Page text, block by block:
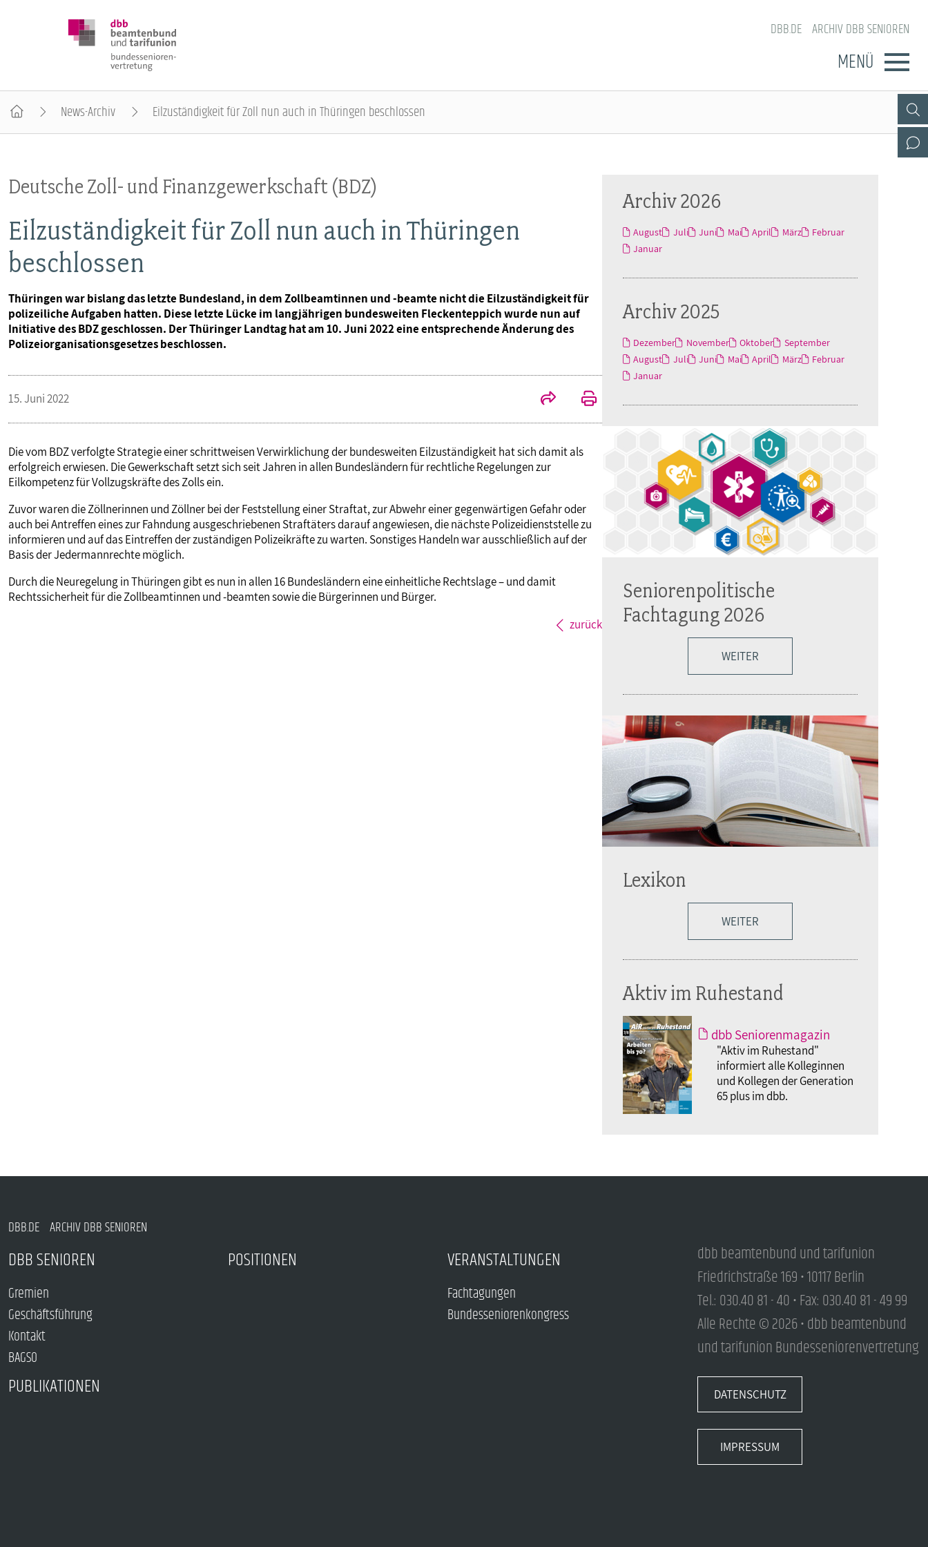
DBB.DE ARCHIV DBB SENIOREN
MENÜ
Gremien
Geschäftsführung
Kontakt
BAGSO
POSITIONEN
VERANSTALTUNGEN
Fachtagungen
Bundesseniorenkongress
PUBLIKATIONEN
News-Archiv Eilzuständigkeit für Zoll nun auch in Thüringen beschlossen
Deutsche Zoll- und Finanzgewerkschaft (BDZ)
Eilzuständigkeit für Zoll nun auch in Thüringen
beschlossen
Thüringen war bislang das letzte Bundesland, in dem Zollbeamtinnen und -beamte nicht die Eilzuständigkeit für
polizeiliche Aufgaben hatten. Diese letzte Lücke im langjährigen bundesweiten Fleckenteppich wurde nun auf
Initiative des BDZ geschlossen. Der Thüringer Landtag hat am 10. Juni 2022 eine entsprechende Änderung des
Polizeiorganisationsgesetzes beschlossen.
15. Juni 2022
Die vom BDZ verfolgte Strategie einer schrittweisen Verwirklichung der bundesweiten Eilzuständigkeit hat sich damit als
erfolgreich erwiesen. Die Gewerkschaft setzt sich seit Jahren in allen Bundesländern für rechtliche Regelungen zur
Eilkompetenz für Vollzugskräfte des Zolls ein.
Zuvor waren die Zöllnerinnen und Zöllner bei der Feststellung einer Straftat, zur Abwehr einer gegenwärtigen Gefahr oder
auch bei Antreffen eines zur Fahndung ausgeschriebenen Straftäters darauf angewiesen, die nächste Polizeidienststelle zu
informieren und auf das Eintreffen der zuständigen Polizeikräfte zu warten. Sonstiges Handeln war ausschließlich auf der
Basis der Jedermannrechte möglich.
Durch die Neuregelung in Thüringen gibt es nun in allen 16 Bundesländern eine einheitliche Rechtslage – und damit
Rechtssicherheit für die Zollbeamtinnen und -beamten sowie die Bürgerinnen und Bürger.
zurück
Archiv 2026
August Juli Juni Mai April März
Februar
Januar
Archiv 2025
Dezember November Oktober
September
August
Juli Juni Mai April März
Februar
Januar
Seniorenpolitische
Fachtagung 2026
WEITER
Lexikon
WEITER
Aktiv im Ruhestand
dbb Seniorenmagazin
"Aktiv im Ruhestand"
informiert alle Kolleginnen
und Kollegen der Generation
65 plus im dbb.
DBB.DE ARCHIV DBB SENIOREN
DBB SENIOREN
Gremien
Geschäftsführung
Kontakt
BAGSO
POSITIONEN VERANSTALTUNGEN
Fachtagungen
Bundesseniorenkongress
PUBLIKATIONEN
dbb beamtenbund und tarifunion
Friedrichstraße 169 • 10117 Berlin
Tel.: 030.40 81 - 40 • Fax: 030.40 81 - 49 99
Alle Rechte © 2026 • dbb beamtenbund
und tarifunion Bundesseniorenvertretung
DATENSCHUTZ
IMPRESSUM